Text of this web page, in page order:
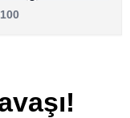
Youtube